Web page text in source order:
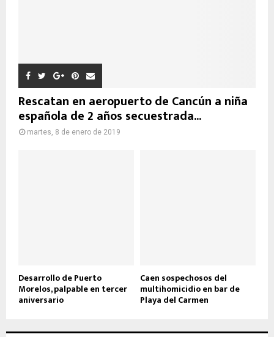
Rescatan en aeropuerto de Cancún a niña
española de 2 años secuestrada...
martes, 8 de enero de 2019
Desarrollo de Puerto
Morelos, palpable en tercer
aniversario
Caen sospechosos del
multihomicidio en bar de
Playa del Carmen